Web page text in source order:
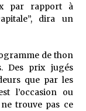
par rapport à
dira un
de thon
Des prix jugés
que par les
l’occasion ou
trouve pas ce